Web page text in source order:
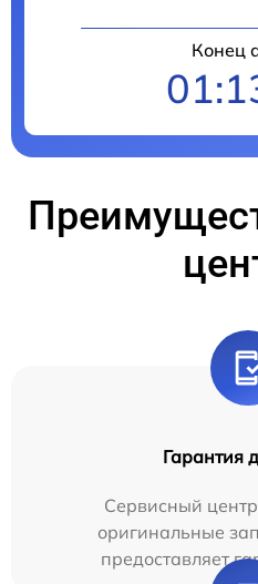
Конец
Гарантия
Сервисный
оригинальные
предоставляет